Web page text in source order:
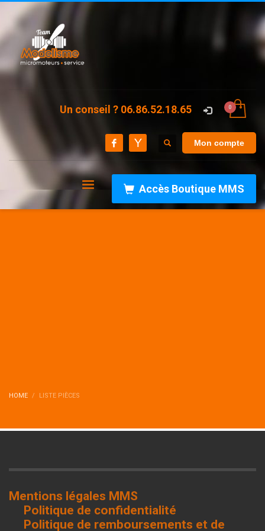
Un conseil ? 06.86.52.18.65
Mon compte
Accès Boutique MMS
HOME LISTE PIÈCES
Mentions légales MMS
Politique de confidentialité
Politique de remboursements et de